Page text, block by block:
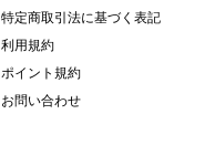
特定商取引法に基づく表記
利用規約
ポイント規約
お問い合わせ